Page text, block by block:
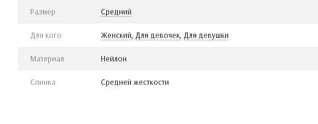
Размер Средний
Для кого Женский Для девочек Для девушки
Материал Нейлон
Спинка Средней жесткости